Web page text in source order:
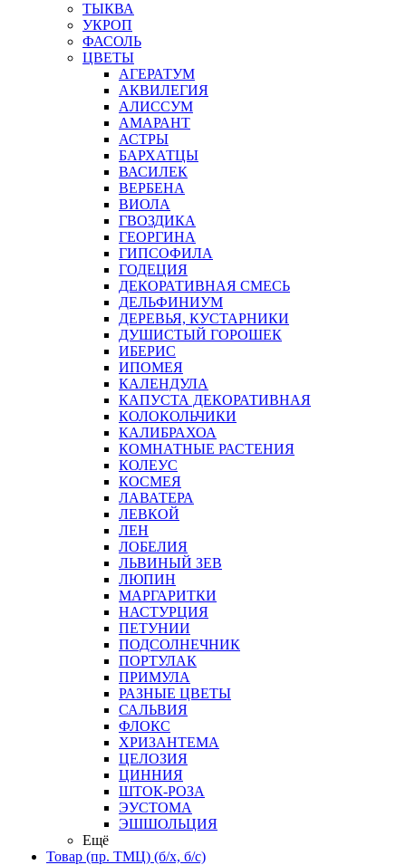
ТЫКВА
УКРОП
ФАСОЛЬ
ЦВЕТЫ
АГЕРАТУМ
АКВИЛЕГИЯ
АЛИССУМ
АМАРАНТ
АСТРЫ
БАРХАТЦЫ
ВАСИЛЕК
ВЕРБЕНА
ВИОЛА
ГВОЗДИКА
ГЕОРГИНА
ГИПСОФИЛА
ГОДЕЦИЯ
ДЕКОРАТИВНАЯ СМЕСЬ
ДЕЛЬФИНИУМ
ДЕРЕВЬЯ, КУСТАРНИКИ
ДУШИСТЫЙ ГОРОШЕК
ИБЕРИС
ИПОМЕЯ
КАЛЕНДУЛА
КАПУСТА ДЕКОРАТИВНАЯ
КОЛОКОЛЬЧИКИ
КАЛИБРАХОА
КОМНАТНЫЕ РАСТЕНИЯ
КОЛЕУС
КОСМЕЯ
ЛАВАТЕРА
ЛЕВКОЙ
ЛЕН
ЛОБЕЛИЯ
ЛЬВИНЫЙ ЗЕВ
ЛЮПИН
МАРГАРИТКИ
НАСТУРЦИЯ
ПЕТУНИИ
ПОДСОЛНЕЧНИК
ПОРТУЛАК
ПРИМУЛА
РАЗНЫЕ ЦВЕТЫ
САЛЬВИЯ
ФЛОКС
ХРИЗАНТЕМА
ЦЕЛОЗИЯ
ЦИННИЯ
ШТОК-РОЗА
ЭУСТОМА
ЭШШОЛЬЦИЯ
Ещё
Товар (пр. ТМЦ) (б/х, б/с)